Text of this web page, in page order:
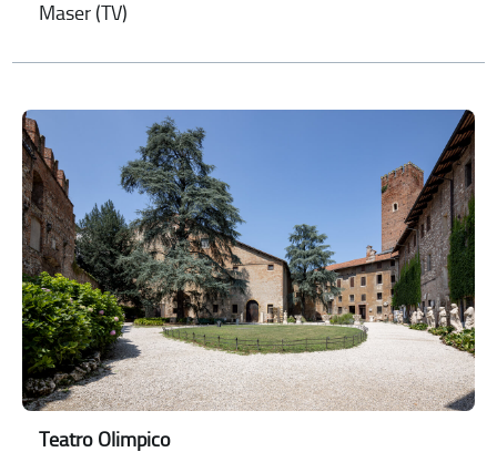
Maser (TV)
Teatro Olimpico